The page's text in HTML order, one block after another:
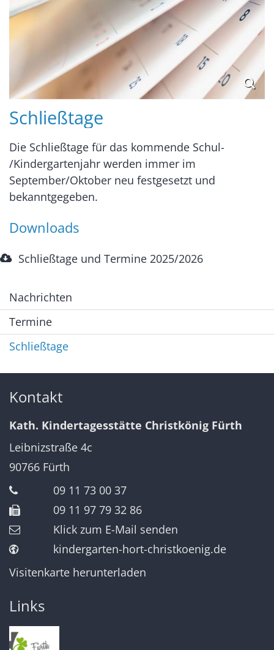
Schließtage
Die Schließtage für das kommende Schul-
/Kindergartenjahr werden immer im
September/Oktober neu festgesetzt und
bekanntgegeben.
Downloads
Schließtage und Termine 2025/2026
Nachrichten
Termine
Schließtage
Kontakt
Kath. Kindertagesstätte Christkönig Fürth
Leibnizstraße 4c
90766 Fürth
09 11 73 00 37
09 11 97 79 32 86
Klick zum E-Mail senden
kindergarten-hort-christkoenig.de
Visitenkarte herunterladen
Links